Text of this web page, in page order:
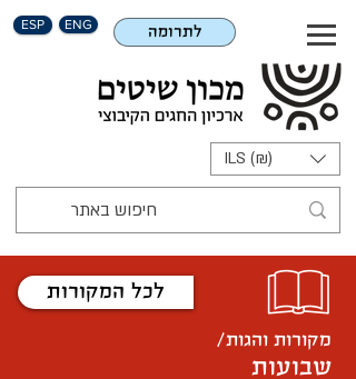
ESP ENG לתרומה
ILS (₪)
לכל המקורות
מקורות והגות/
שבועות